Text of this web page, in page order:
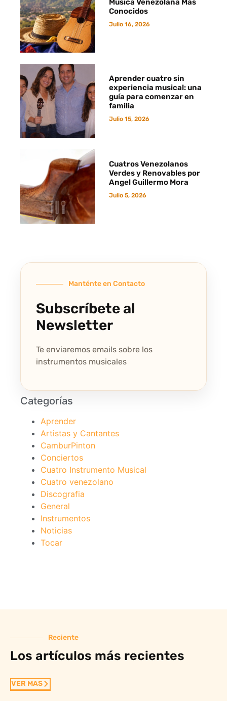
Conocidos
Julio 16, 2026
Aprender cuatro sin
experiencia musical: una
guía para comenzar en
familia
Julio 15, 2026
Cuatros Venezolanos
Verdes y Renovables por
Angel Guillermo Mora
Julio 5, 2026
Manténte en Contacto
Subscríbete al
Newsletter
Te enviaremos emails sobre los
instrumentos musicales
Categorías
Aprender
Artistas y Cantantes
CamburPinton
Conciertos
Cuatro Instrumento Musical
Cuatro venezolano
Discografia
General
Instrumentos
Noticias
Tocar
Reciente
Los artículos más recientes
VER MAS